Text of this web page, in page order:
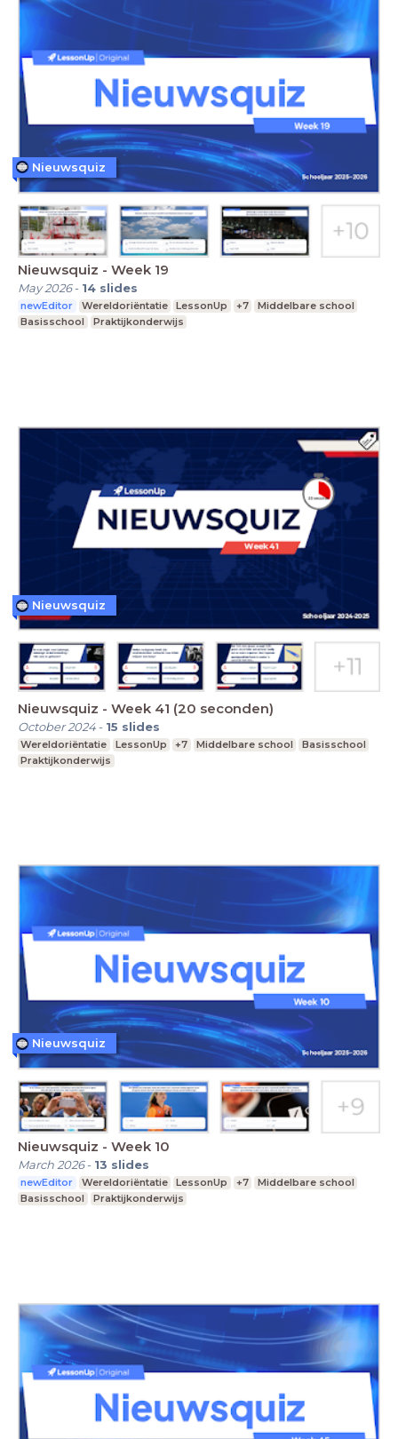
Nieuwsquiz - Week 19
May 2026- 14 slides
newEditor Wereldoriëntatie LessonUp +7
Middelbare school
Basisschool
Praktijkonderwijs
Nieuwsquiz
Nieuwsquiz - Week 41 (20 seconden)
October 2024- 15 slides
Wereldoriëntatie LessonUp +7 Middelbare school
Basisschool
Praktijkonderwijs
Nieuwsquiz
Nieuwsquiz - Week 10
March 2026- 13 slides
newEditor Wereldoriëntatie LessonUp +7
Middelbare school
Basisschool
Praktijkonderwijs
Nieuwsquiz